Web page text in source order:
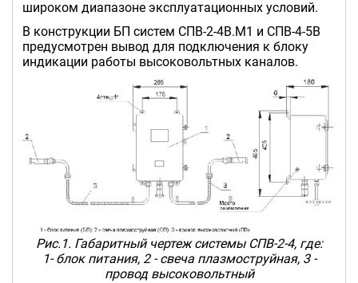
широком диапазоне эксплуатационных условий.
В конструкции БП систем СПВ-2-4В.М1 и СПВ-4-5В
предусмотрен вывод для подключения к блоку
индикации работы высоковольтных каналов.
Рис.1. Габаритный чертеж системы СПВ-2-4, где:
1- блок питания, 2 - свеча плазмоструйная, 3 -
провод высоковольтный